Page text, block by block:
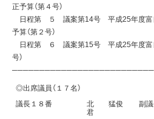
正予算（第４号）
日程第 ５ 議案第14号 平成25年度富
予算（第２号）
日程第 ６ 議案第15号 平成25年度富良
号）
◎出席議員（１７名）
議長１８番
北 猛俊
君
副